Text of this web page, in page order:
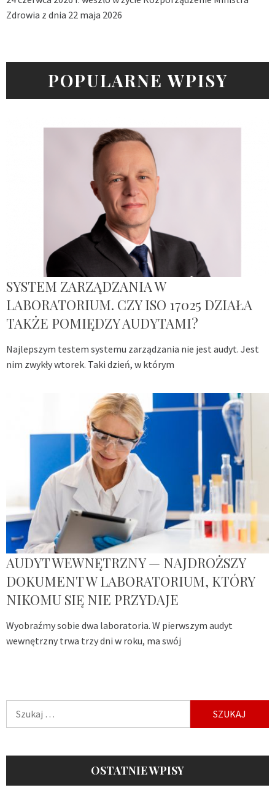
Zdrowia z dnia 22 maja 2026
POPULARNE WPISY
SYSTEM ZARZĄDZANIA W
LABORATORIUM. CZY ISO 17025 DZIAŁA
TAKŻE POMIĘDZY AUDYTAMI?
Najlepszym testem systemu zarządzania nie jest audyt. Jest
nim zwykły wtorek. Taki dzień, w którym
AUDYT WEWNĘTRZNY — NAJDROŻSZY
DOKUMENT W LABORATORIUM, KTÓRY
NIKOMU SIĘ NIE PRZYDAJE
Wyobraźmy sobie dwa laboratoria. W pierwszym audyt
wewnętrzny trwa trzy dni w roku, ma swój
OSTATNIE WPISY